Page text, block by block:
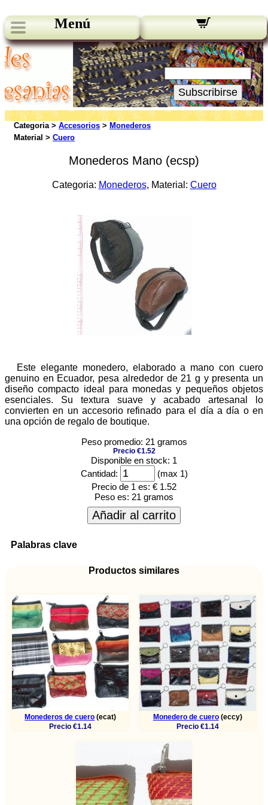
Menú
Novedades:
Su Email:
Subscribirse
Categoria > Accesorios > Monederos
Material > Cuero
Monederos Mano (ecsp)
Categoria: Monederos, Material: Cuero
Este elegante monedero, elaborado a mano con cuero
genuino en Ecuador, pesa alrededor de 21 g y presenta un
diseño compacto ideal para monedas y pequeños objetos
esenciales. Su textura suave y acabado artesanal lo
convierten en un accesorio refinado para el día a día o en
una opción de regalo de boutique.
Peso promedio: 21 gramos
Precio €1.52
Disponible en stock: 1
Cantidad:
(max 1)
Precio de 1 es: € 1.52
Peso es: 21 gramos
Añadir al carrito
Palabras clave
Productos similares
Monederos de cuero (ecat)
Precio €1.14
Monedero de cuero(eccy)
Precio €1.14